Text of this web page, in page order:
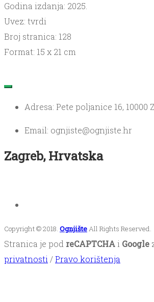
Godina izdanja: 2025.
Uvez: tvrdi
Broj stranica: 128
Format: 15 x 21 cm
Adresa: Pete poljanice 16, 10000
Email: ognjiste@ognjiste.hr
Zagreb, Hrvatska
Copyright © 2018. OgnjišteAll Rights Reserved.
Stranica je pod reCAPTCHAi Google
privatnosti /Pravo korištenja